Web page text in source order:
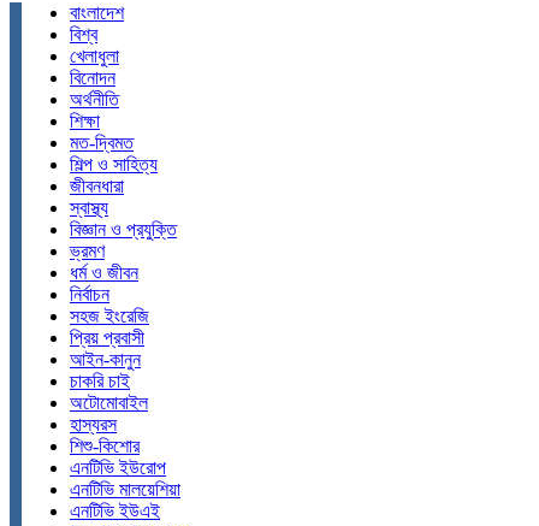
বাংলাদেশ
বিশ্ব
খেলাধুলা
বিনোদন
অর্থনীতি
শিক্ষা
মত-দ্বিমত
শিল্প ও সাহিত্য
জীবনধারা
স্বাস্থ্য
বিজ্ঞান ও প্রযুক্তি
ভ্রমণ
ধর্ম ও জীবন
নির্বাচন
সহজ ইংরেজি
প্রিয় প্রবাসী
আইন-কানুন
চাকরি চাই
অটোমোবাইল
হাস্যরস
শিশু-কিশোর
এনটিভি ইউরোপ
এনটিভি মালয়েশিয়া
এনটিভি ইউএই